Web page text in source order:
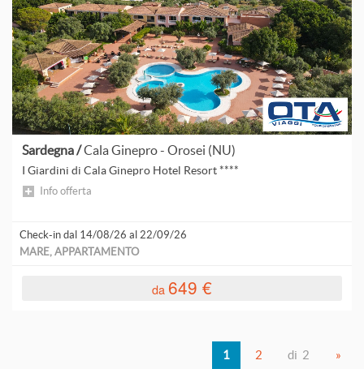
Sardegna /Cala Ginepro - Orosei (NU)
I Giardini di Cala Ginepro Hotel Resort ****
Info offerta
Check-in dal 14/08/26 al 22/09/26
MARE, APPARTAMENTO
da 649 €
1 2 di 2 »